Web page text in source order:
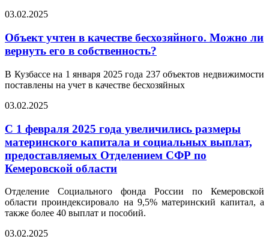
03.02.2025
Объект учтен в качестве бесхозяйного. Можно ли
вернуть его в собственность?
В Кузбассе на 1 января 2025 года 237 объектов недвижимости
поставлены на учет в качестве бесхозяйных
03.02.2025
С 1 февраля 2025 года увеличились размеры
материнского капитала и социальных выплат,
предоставляемых Отделением СФР по
Кемеровской области
Отделение Социального фонда России по Кемеровской
области проиндексировало на 9,5% материнский капитал, а
также более 40 выплат и пособий.
03.02.2025